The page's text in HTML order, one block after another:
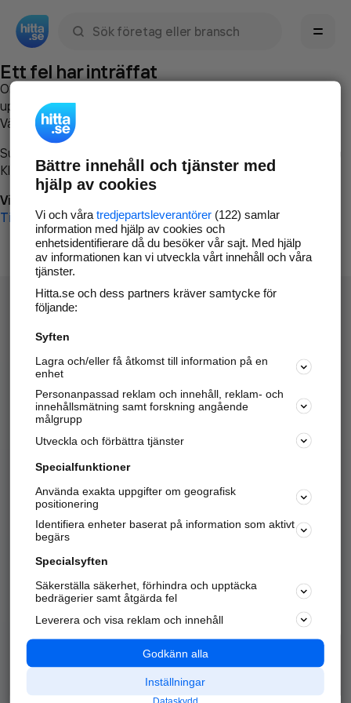
Ett fel har inträffat
Om du vill kan du
uppstod så att vi lättare och snabbare kan avhjälpa det.
Vänligen försök med följande:
Surfa till
Klicka påTillbaka-knappen i webbläsaren och försök igen
Vi beklagar besväret!
Till startsidan
Hitta.se - Gratis nummerupplysning.
Sök företag, personer och platser.
Hitta telefonnummer, adresser, företagsinfo mm.
Marknadsför företaget
Kom igång och annonsera mot
samarbetspartners nära dig.
Alla kategorier
Populära sökningar
API & Kartor
Annonsera
Integritet
Nödnummer
Bättre innehåll och tjänster med
hjälp av cookies
Vi och våra tredjepartsleverantörer(122) samlar
information med hjälp av cookies och
enhetsidentifierare då du besöker vår sajt. Med hjälp
av informationen kan vi utveckla vårt innehåll och våra
tjänster.
Hitta.se och dess partners kräver samtycke för
följande:
Syften
Lagra och/eller få åtkomst till information på en
enhet
Personanpassad reklam och innehåll, reklam- och
innehållsmätning samt forskning angående
målgrupp
Utveckla och förbättra tjänster
Specialfunktioner
Använda exakta uppgifter om geografisk
positionering
Identifiera enheter baserat på information som aktivt
begärs
Specialsyften
Säkerställa säkerhet, förhindra och upptäcka
bedrägerier samt åtgärda fel
Leverera och visa reklam och innehåll
Godkänn alla
Inställningar
Dataskydd